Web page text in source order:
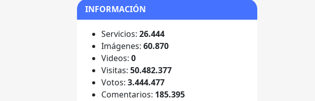
INFORMACIÓN
Servicios: 26.444
Imágenes: 60.870
Videos: 0
Visitas: 50.482.377
Votos: 3.444.477
Comentarios: 185.395